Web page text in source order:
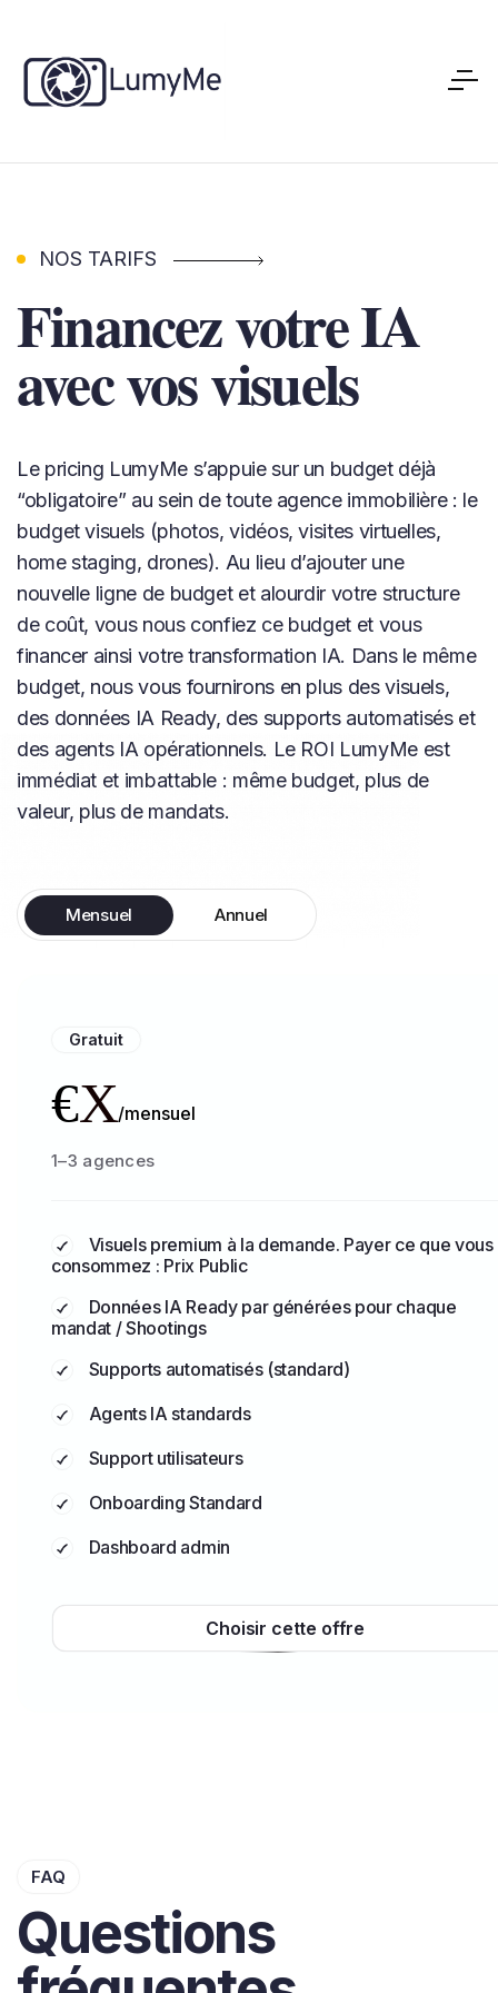
NOS TARIFS
Financez votre IA
avec vos visuels
Le pricing LumyMe s’appuie sur un budget déjà
“obligatoire” au sein de toute agence immobilière : le
budget visuels (photos, vidéos, visites virtuelles,
home staging, drones). Au lieu d’ajouter une
nouvelle ligne de budget et alourdir votre structure
de coût, vous nous confiez ce budget et vous
financer ainsi votre transformation IA. Dans le même
budget, nous vous fournirons en plus des visuels,
des données IA Ready, des supports automatisés et
des agents IA opérationnels. Le ROI LumyMe est
immédiat et imbattable : même budget, plus de
valeur, plus de mandats.
Mensuel Annuel
Gratuit
€X/mensuel
1–3 agences
Visuels premium à la demande. Payer ce que vous
consommez : Prix Public
Données IA Ready par générées pour chaque
mandat / Shootings
Supports automatisés (standard)
Agents IA standards
Support utilisateurs
Onboarding Standard
Dashboard admin
Choisir cette offre
FAQ
Questions